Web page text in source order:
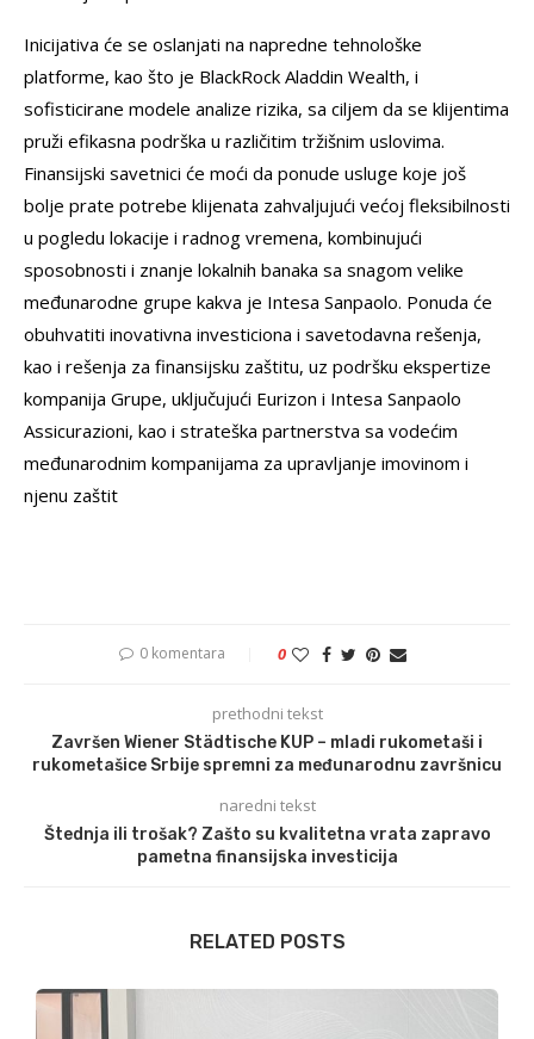
Inicijativa će se oslanjati na napredne tehnološke
platforme, kao što je BlackRock Aladdin Wealth, i
sofisticirane modele analize rizika, sa ciljem da se klijentima
pruži efikasna podrška u različitim tržišnim uslovima.
Finansijski savetnici će moći da ponude usluge koje još
bolje prate potrebe klijenata zahvaljujući većoj fleksibilnosti
u pogledu lokacije i radnog vremena, kombinujući
sposobnosti i znanje lokalnih banaka sa snagom velike
međunarodne grupe kakva je Intesa Sanpaolo. Ponuda će
obuhvatiti inovativna investiciona i savetodavna rešenja,
kao i rešenja za finansijsku zaštitu, uz podršku ekspertize
kompanija Grupe, uključujući Eurizon i Intesa Sanpaolo
Assicurazioni, kao i strateška partnerstva sa vodećim
međunarodnim kompanijama za upravljanje imovinom i
njenu zaštit
0 komentara 0
prethodni tekst
Završen Wiener Städtische KUP – mladi rukometaši i
rukometašice Srbije spremni za međunarodnu završnicu
naredni tekst
Štednja ili trošak? Zašto su kvalitetna vrata zapravo
pametna finansijska investicija
RELATED POSTS